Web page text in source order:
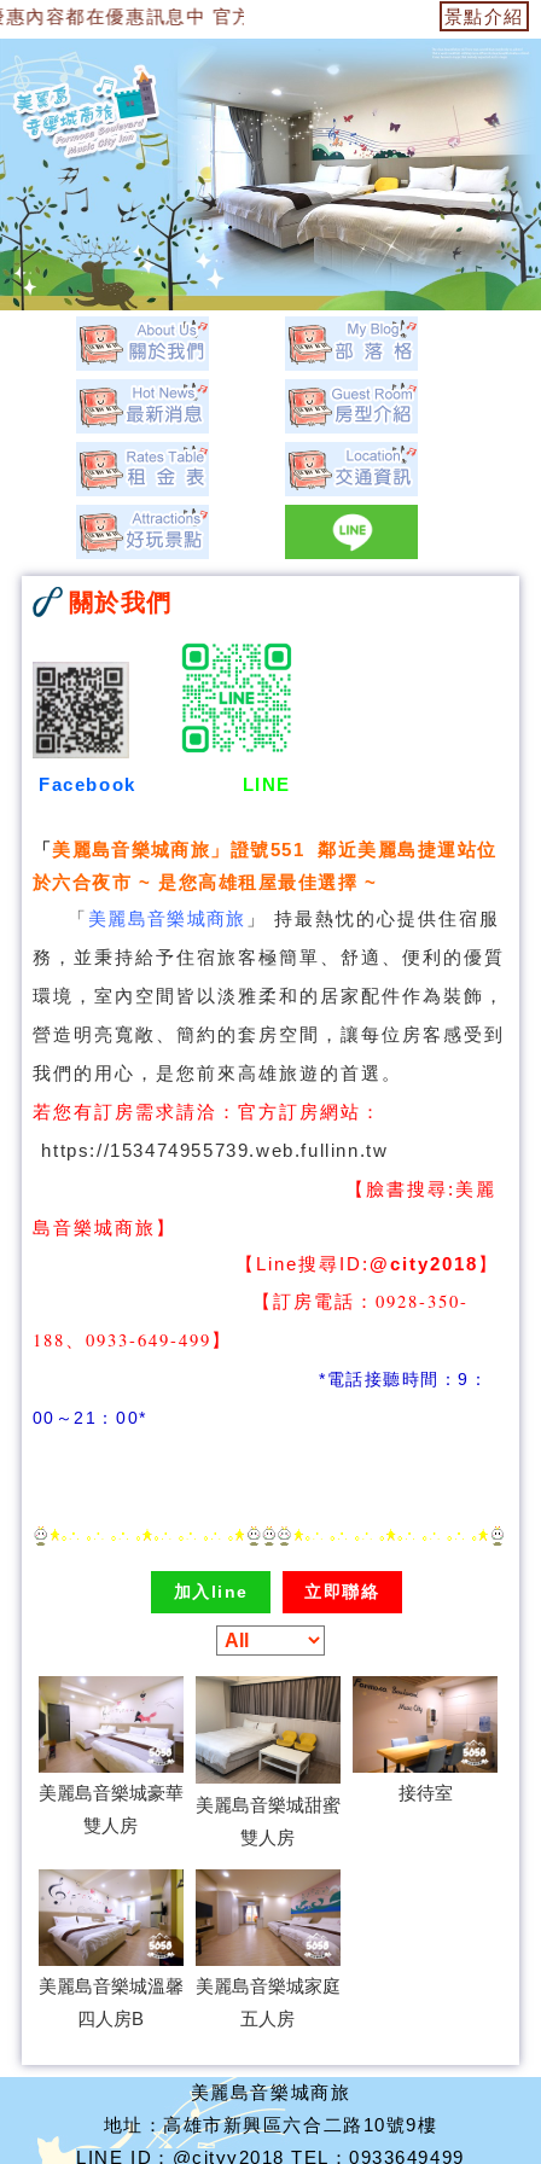
內容都在優惠訊息中 官方網站：https:// 景點介紹
關於我們
Facebook LINE
「美麗島音樂城商旅 」證號551 鄰近美麗島捷運站位
於六合夜市 ~ 是您高雄租屋最佳選擇 ~
「 美麗島音樂城商旅 」 持最熱忱的心提供住宿服
務，並秉持給予住宿旅客極簡單、舒適、便利的優質
環境，室內空間皆以淡雅柔和的居家配件作為裝飾，
營造明亮寬敞、簡約的套房空間，讓每位房客感受到
我們的用心，是您前來高雄旅遊的首選。
若您有訂房需求請洽： 官方訂房網站：
https://153474955739.web.fullinn.tw
【臉書搜尋: 美麗
島音樂城商旅 】
【Line搜尋ID:@city2018 】
【訂房電話：0928-350-
188、0933-649-499 】
*電話接聽時間：9：
00～21：00*
加入line 立即聯絡
美麗島音樂城豪華
雙人房
美麗島音樂城甜蜜
雙人房
接待室
美麗島音樂城溫馨
四人房B
美麗島音樂城家庭
五人房
美麗島音樂城商旅
地址：高雄市新興區六合二路10號9樓
LINE ID：@cityy2018 TEL：0933649499